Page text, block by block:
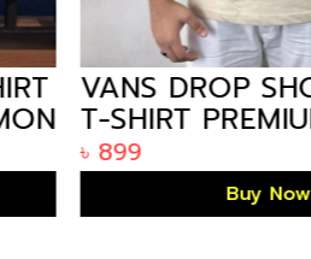
THE
DROP
PREMIUM